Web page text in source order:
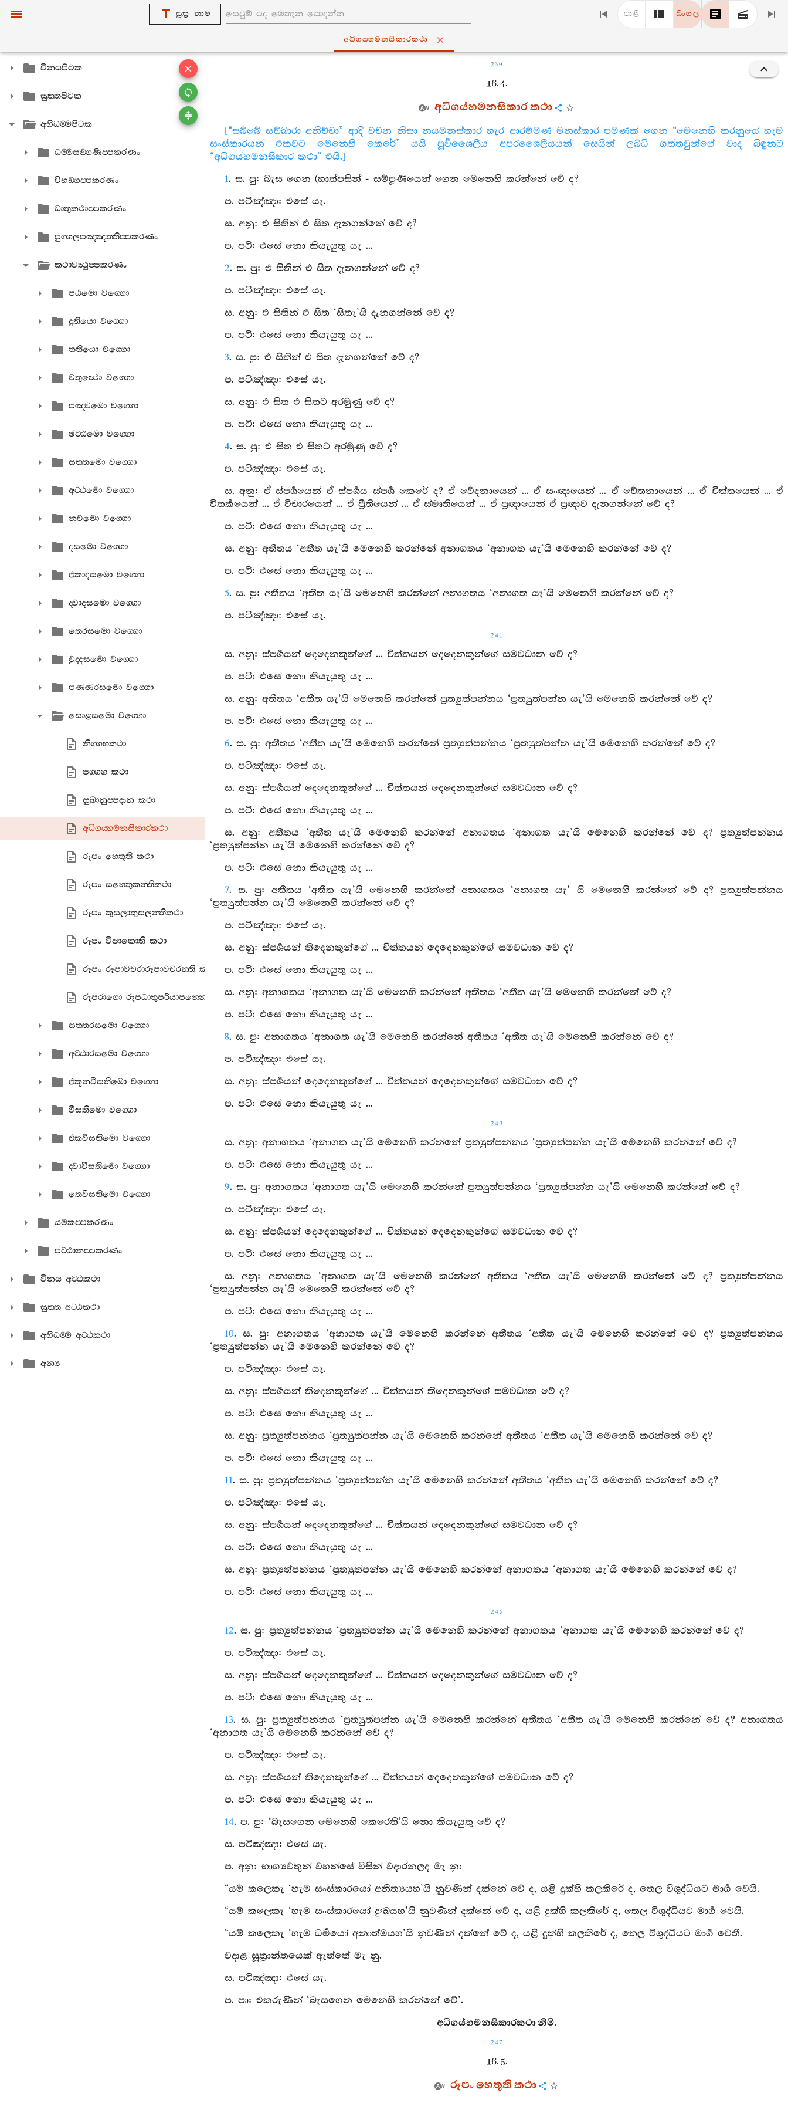
සූත්‍ර නාම පාළි සිංහල
අධිගය‍්හමනසිකාරකථා
විනයපිටක
සුත‍්තපිටක
අභිධම‍්මපිටක
ධම‍්මසඞ‍්ගණිප‍්පකරණං
විභඞ‍්ගප‍්පකරණං
ධාතුකථාප‍්පකරණං
පුග‍්ගලපඤ‍්ඤත‍්තිප‍්පකරණං
කථාවත්‍ථුප‍්පකරණං
පඨමො වග‍්ගො
දුතියො වග‍්ගො
තතියො වග‍්ගො
චතුත්‍ථො වග‍්ගො
පඤ‍්චමො වග‍්ගො
ඡට‍්ඨමො වග‍්ගො
සත‍්තමො වග‍්ගො
අට‍්ඨමො වග‍්ගො
නවමො වග‍්ගො
දසමො වග‍්ගො
එකාදසමො වග‍්ගො
ද‍්වාදසමො වග‍්ගො
තෙරසමො වග‍්ගො
චුද‍්දසමො වග‍්ගො
පණ‍්ණරසමො වග‍්ගො
සොළසමො වග‍්ගො
නිග‍්ගහකථා
පග‍්ගහ කථා
සුඛානුප‍්පදාන කථා
අධිගය‍්හමනසිකාරකථා
රූපං හෙතූති කථා
රූපං සහෙතුකන‍්තිකථා
රූපං කුසලාකුසලන‍්තිකථා
රූපං විපාකොති කථා
රූපං රූපාවචරාරූපාවචරන‍්ති කථා
රූපරාගො රූපධාතුපරියාපන‍්නො අරූපරාගො අරූපධාතුපරියාපන‍්නොති කථා
සත‍්තරසමො වග‍්ගො
අට‍්ඨාරසමො වග‍්ගො
එකූනවීසතිමො වග‍්ගො
වීසතිමො වග‍්ගො
එකවීසතිමො වග‍්ගො
ද‍්වාවීසතිමො වග‍්ගො
තෙවීසතිමො වග‍්ගො
යමකප‍්පකරණං
පට‍්ඨානප‍්පකරණං
විනය අට‍්ඨකථා
සුත‍්ත අට‍්ඨකථා
අභිධම‍්ම අට‍්ඨකථා
අන්‍ය
239
16. 4.
අධිගය්හමනසිකාර කථා
[“සබ්බේ සඞ්ඛාරා අනිච්චා” ආදි වචන නිසා නයමනස්කාර හැර ආරම්මණ මනස්කාර පමණක් ගෙන “මෙනෙහි කරනුයේ හැම
සංස්කාරයන් එකවට මෙනෙහි කෙරේ” යයි පූර්‍වශෛලීය අපරශෛලීයයන් සෙයින් ලබ්ධි ගත්තවුන්ගේ වාද බිඳුනට
“අධිගය්හමනසිකාර කථා” එයි.]
1. ස. පු: බැස ගෙන (හාත්පසින් - සම්පූර්‍ණයෙන් ගෙන මෙනෙහි කරන්නේ වේ ද?
ප. පටිඤ්‍ඤා: එසේ යැ.
ස. අනු: එ සිතින් එ සිත දැනගන්නේ වේ ද?
ප. පටි: එසේ නො කියැයුතු යැ ...
2. ස. පු: එ සිතින් එ සිත දැනගන්නේ වේ ද?
ප. පටිඤ්‍ඤා: එසේ යැ.
ස. අනු: එ සිතින් එ සිත ‘සිතැ’යි දැනගන්නේ වේ ද?
ප. පටි: එසේ නො කියැයුතු යැ ...
3. ස. පු: එ සිතින් එ සිත දැනගන්නේ වේ ද?
ප. පටිඤ්‍ඤා: එසේ යැ.
ස. අනු: එ සිත එ සිතට අරමුණු වේ ද?
ප. පටි: එසේ නො කියැයුතු යැ ...
4. ස. පු: එ සිත එ සිතට අරමුණු වේ ද?
ප. පටිඤ්‍ඤා: එසේ යැ.
ස. අනු: ඒ ස්‍පර්‍ශයෙන් ඒ ස්‍පර්‍ශය ස්‍පර්‍ශ කෙරේ ද? ඒ වේදනායෙන් ... ඒ සංඥායෙන් ... ඒ චේතනායෙන් ... ඒ චිත්තයෙන් ... ඒ
විතර්‍කයෙන් ... ඒ විචාරයෙන් ... ඒ ප්‍රීතියෙන් ... ඒ ස්මෘතියෙන් ... ඒ ප්‍රඥායෙන් ඒ ප්‍රඥාව දැනගන්නේ වේ ද?
ප. පටි: එසේ නො කියැයුතු යැ ...
ස. අනු: අතීතය ‘අතීත යැ’යි මෙනෙහි කරන්නේ අනාගතය ‘අනාගත යැ’යි මෙනෙහි කරන්නේ වේ ද?
ප. පටි: එසේ නො කියැයුතු යැ ...
5. ස. පු: අතීතය ‘අතීත යැ’යි මෙනෙහි කරන්නේ අනාගතය ‘අනාගත යැ’යි මෙනෙහි කරන්නේ වේ ද?
ප. පටිඤ්‍ඤා: එසේ යැ.
241
ස. අනු: ස්‍පර්‍ශයන් දෙදෙනකුන්ගේ ... චිත්තයන් දෙදෙනකුන්ගේ සමවධාන වේ ද?
ප. පටි: එසේ නො කියැයුතු යැ ...
ස. අනු: අතීතය ‘අතීත යැ’යි මෙනෙහි කරන්නේ ප්‍රත්‍යුත්පන්නය ‘ප්‍රත්‍යුත්පන්න යැ’යි මෙනෙහි කරන්නේ වේ ද?
ප. පටි: එසේ නො කියැයුතු යැ ...
6. ස. පු: අතීතය ‘අතීත යැ’යි මෙනෙහි කරන්නේ ප්‍රත්‍යුත්පන්නය ‘ප්‍රත්‍යුත්පන්න යැ’යි මෙනෙහි කරන්නේ වේ ද?
ප. පටිඤ්‍ඤා: එසේ යැ.
ස. අනු: ස්‍පර්‍ශයන් දෙදෙනකුන්ගේ ... චිත්තයන් දෙදෙනකුන්ගේ සමවධාන වේ ද?
ප. පටි: එසේ නො කියැයුතු යැ ...
ස. අනු: අතීතය ‘අතීත යැ’යි මෙනෙහි කරන්නේ අනාගතය ‘අනාගත යැ’යි මෙනෙහි කරන්නේ වේ ද? ප්‍රත්‍යුත්පන්නය
‘ප්‍රත්‍යුත්පන්න යැ’යි මෙනෙහි කරන්නේ වේ ද?
ප. පටි: එසේ නො කියැයුතු යැ ...
7. ස. පු: අතීතය ‘අතීත යැ’යි මෙනෙහි කරන්නේ අනාගතය ‘අනාගත යැ’ යි මෙනෙහි කරන්නේ වේ ද? ප්‍රත්‍යුත්පන්නය
‘ප්‍රත්‍යුත්පන්න යැ’යි මෙනෙහි කරන්නේ වේ ද?
ප. පටිඤ්‍ඤා: එසේ යැ.
ස. අනු: ස්‍පර්‍ශයන් තිදෙනකුන්ගේ ... චිත්තයන් දෙදෙනකුන්ගේ සමවධාන වේ ද?
ප. පටි: එසේ නො කියැයුතු යැ ...
ස. අනු: අනාගතය ‘අනාගත යැ’යි මෙනෙහි කරන්නේ අතීතය ‘අතීත යැ’යි මෙනෙහි කරන්නේ වේ ද?
ප. පටි: එසේ නො කියැයුතු යැ ...
8. ස. පු: අනාගතය ‘අනාගත යැ’යි මෙනෙහි කරන්නේ අතීතය ‘අතීත යැ’යි මෙනෙහි කරන්නේ වේ ද?
ප. පටිඤ්‍ඤා: එසේ යැ.
ස. අනු: ස්‍පර්‍ශයන් දෙදෙනකුන්ගේ ... චිත්තයන් දෙදෙනකුන්ගේ සමවධාන වේ ද?
ප. පටි: එසේ නො කියැයුතු යැ ...
243
ස. අනු: අනාගතය ‘අනාගත යැ’යි මෙනෙහි කරන්නේ ප්‍රත්‍යුත්පන්නය ‘ප්‍රත්‍යුත්පන්න යැ’යි මෙනෙහි කරන්නේ වේ ද?
ප. පටි: එසේ නො කියැයුතු යැ ...
9. ස. පු: අනාගතය ‘අනාගත යැ’යි මෙනෙහි කරන්නේ ප්‍රත්‍යුත්පන්නය ‘ප්‍රත්‍යුත්පන්න යැ’යි මෙනෙහි කරන්නේ වේ ද?
ප. පටිඤ්‍ඤා: එසේ යැ.
ස. අනු: ස්‍පර්‍ශයන් දෙදෙනකුන්ගේ ... චිත්තයන් දෙදෙනකුන්ගේ සමවධාන වේ ද?
ප. පටි: එසේ නො කියැයුතු යැ ...
ස. අනු: අනාගතය ‘අනාගත යැ’යි මෙනෙහි කරන්නේ අතීතය ‘අතීත යැ’යි මෙනෙහි කරන්නේ වේ ද? ප්‍රත්‍යුත්පන්නය
‘ප්‍රත්‍යුත්පන්න යැ’යි මෙනෙහි කරන්නේ වේ ද?
ප. පටි: එසේ නො කියැයුතු යැ ...
10. ස. පු: අනාගතය ‘අනාගත යැ’යි මෙනෙහි කරන්නේ අතීතය ‘අතීත යැ’යි මෙනෙහි කරන්නේ වේ ද? ප්‍රත්‍යුත්පන්නය
‘ප්‍රත්‍යුත්පන්න යැ’යි මෙනෙහි කරන්නේ වේ ද?
ප. පටිඤ්‍ඤා: එසේ යැ.
ස. අනු: ස්‍පර්‍ශයන් තිදෙනකුන්ගේ ... චිත්තයන් තිදෙනකුන්ගේ සමවධාන වේ ද?
ප. පටි: එසේ නො කියැයුතු යැ ...
ස. අනු: ප්‍රත්‍යුත්පන්නය ‘ප්‍රත්‍යුත්පන්න යැ’යි මෙනෙහි කරන්නේ අතීතය ‘අතීත යැ’යි මෙනෙහි කරන්නේ වේ ද?
ප. පටි: එසේ නො කියැයුතු යැ ...
11. ස. පු: ප්‍රත්‍යුත්පන්නය ‘ප්‍රත්‍යුත්පන්න යැ’යි මෙනෙහි කරන්නේ අතීතය ‘අතීත යැ’යි මෙනෙහි කරන්නේ වේ ද?
ප. පටිඤ්‍ඤා: එසේ යැ.
ස. අනු: ස්‍පර්‍ශයන් දෙදෙනකුන්ගේ ... චිත්තයන් දෙදෙනකුන්ගේ සමවධාන වේ ද?
ප. පටි: එසේ නො කියැයුතු යැ ...
ස. අනු: ප්‍රත්‍යුත්පන්නය ‘ප්‍රත්‍යුත්පන්න යැ’යි මෙනෙහි කරන්නේ අනාගතය ‘අනාගත යැ’යි මෙනෙහි කරන්නේ වේ ද?
ප. පටි: එසේ නො කියැයුතු යැ ...
245
12. ස. පු: ප්‍රත්‍යුත්පන්නය ‘ප්‍රත්‍යුත්පන්න යැ’යි මෙනෙහි කරන්නේ අනාගතය ‘අනාගත යැ’යි මෙනෙහි කරන්නේ වේ ද?
ප. පටිඤ්‍ඤා: එසේ යැ.
ස. අනු: ස්‍පර්‍ශයන් දෙදෙනකුන්ගේ ... චිත්තයන් දෙදෙනකුන්ගේ සමවධාන වේ ද?
ප. පටි: එසේ නො කියැයුතු යැ ...
13. ස. පු: ප්‍රත්‍යුත්පන්නය ‘ප්‍රත්‍යුත්පන්න යැ’යි මෙනෙහි කරන්නේ අතීතය ‘අතීත යැ’යි මෙනෙහි කරන්නේ වේ ද? අනාගතය
‘අනාගත යැ’යි මෙනෙහි කරන්නේ වේ ද?
ප. පටිඤ්‍ඤා: එසේ යැ.
ස. අනු: ස්‍පර්‍ශයන් තිදෙනකුන්ගේ ... චිත්තයන් දෙදෙනකුන්ගේ සමවධාන වේ ද?
ප. පටි: එසේ නො කියැයුතු යැ ...
14. ප. පු: ‘බැසගෙන මෙනෙහි කෙරෙති’යි නො කියැයුතු වේ ද?
ස. පටිඤ්‍ඤා: එසේ යැ.
ප. අනු: භාග්‍යවතුන් වහන්සේ විසින් වදාරනලද මැ නු:
“යම් කලෙකැ ‘හැම සංස්කාරයෝ අනිත්‍යයහ’යි නුවණින් දක්නේ වේ ද, යළි දුක්හි කලකිරේ ද, තෙල විශුද්ධියට මාර්‍ග වෙයි.
“යම් කලෙකැ ‘හැම සංස්කාරයෝ දුඃඛයහ’යි නුවණින් දක්නේ වේ ද, යළි දුක්හි කලකිරේ ද, තෙල විශුද්ධියට මාර්‍ග වෙයි.
“යම් කලෙකැ ‘හැම ධර්‍මයෝ අනාත්මයහ’යි නුවණින් දක්නේ වේ ද, යළි දුක්හි කලකිරේ ද, තෙල විශුද්ධියට මාර්‍ග වෙතී.
වදාළ සූත්‍රාන්තයෙක් ඇත්තේ මැ නු.
ස. පටිඤ්‍ඤා: එසේ යැ.
ප. පා: එකරුණින් ‘බැසගෙන මෙනෙහි කරන්නේ වේ’.
අධිගය්හමනසිකාරකථා නිමි.
247
16. 5.
රූපං හෙතූති කථා